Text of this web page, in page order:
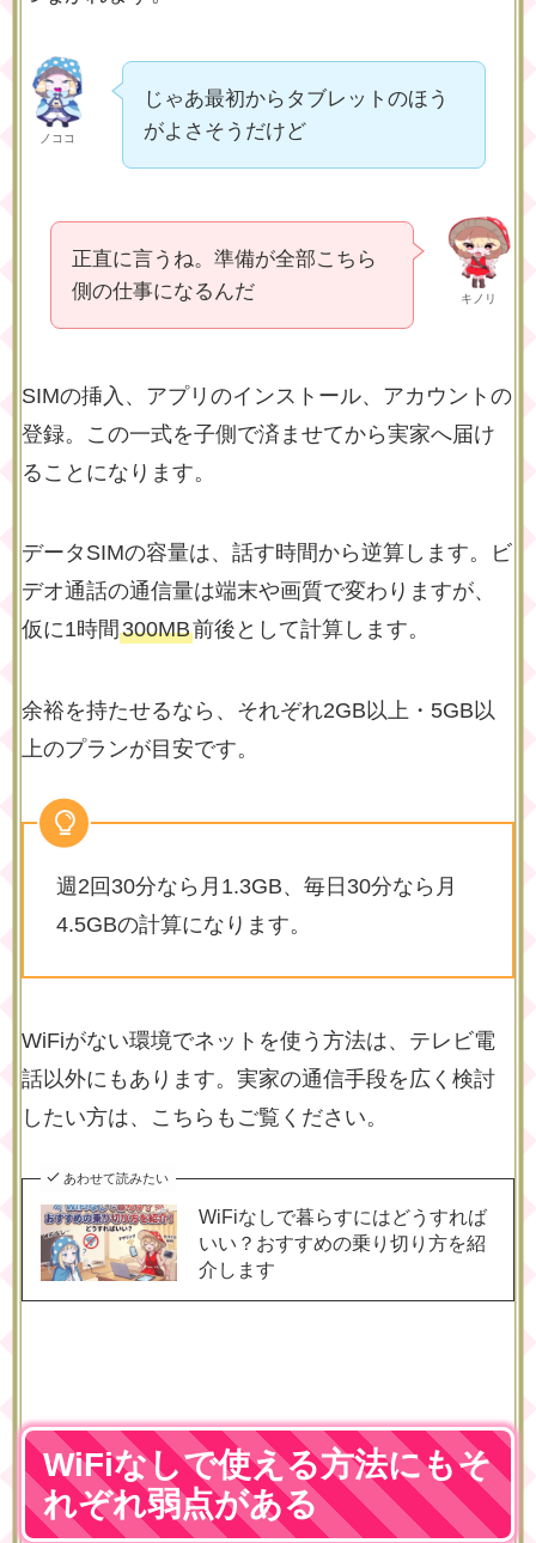
ノココ
じゃあ最初からタブレットのほう
がよさそうだけど
キノリ
正直に言うね。準備が全部こちら
側の仕事になるんだ
SIMの挿入、アプリのインストール、アカウントの
登録。この一式を子側で済ませてから実家へ届け
ることになります。
データSIMの容量は、話す時間から逆算します。ビ
デオ通話の通信量は端末や画質で変わりますが、
仮に1時間300MB前後として計算します。
余裕を持たせるなら、それぞれ2GB以上・5GB以
上のプランが目安です。
週2回30分なら月1.3GB、毎日30分なら月
4.5GBの計算になります。
WiFiがない環境でネットを使う方法は、テレビ電
話以外にもあります。実家の通信手段を広く検討
したい方は、こちらもご覧ください。
あわせて読みたい
WiFiなしで暮らすにはどうすれば
いい？おすすめの乗り切り方を紹
介します
WiFiなしで使える方法にもそ
れぞれ弱点がある